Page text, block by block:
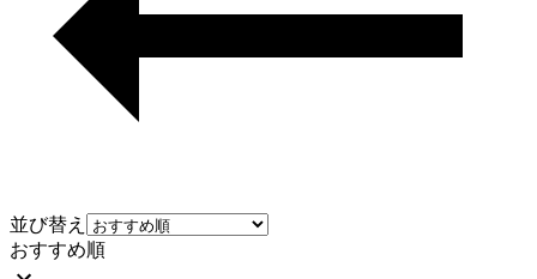
並び替え
おすすめ順